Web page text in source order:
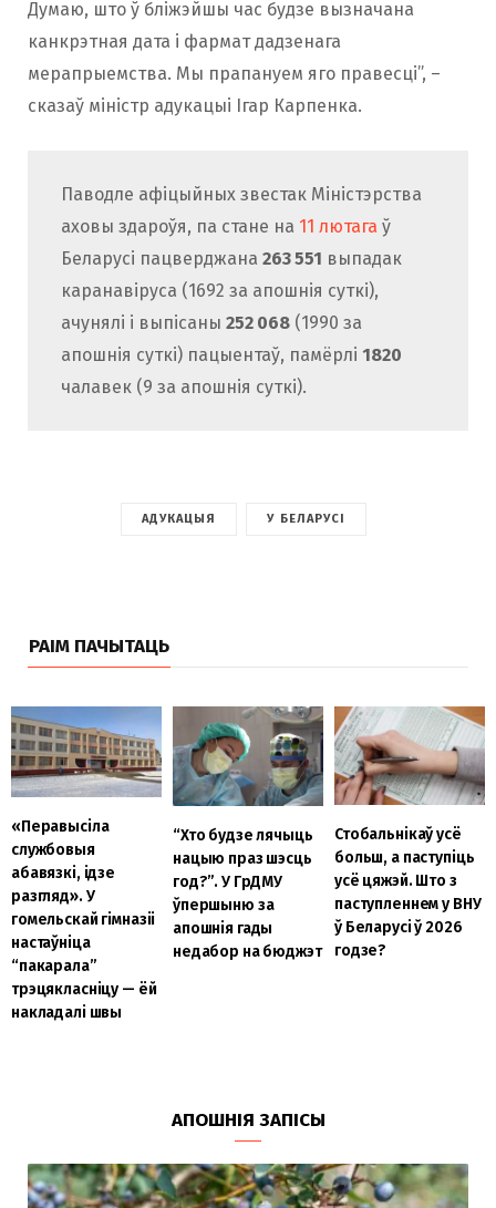
Думаю, што ў бліжэйшы час будзе вызначана
канкрэтная дата і фармат дадзенага
мерапрыемства. Мы прапануем яго правесці”, –
сказаў міністр адукацыі Ігар Карпенка.
Паводле афіцыйных звестак Міністэрства
аховы здароўя, па стане на 11 лютага ў
Беларусі пацверджана 263 551 выпадак
каранавіруса (1692 за апошнія суткі),
ачунялі і выпісаны 252 068 (1990 за
апошнія суткі) пацыентаў, памёрлі 1820
чалавек (9 за апошнія суткі).
АДУКАЦЫЯ У БЕЛАРУСІ
РАІМ ПАЧЫТАЦЬ
«Перавысіла
службовыя
абавязкі, ідзе
разгляд». У
гомельскай гімназіі
настаўніца
“пакарала”
трэцякласніцу — ёй
накладалі швы
“Хто будзе лячыць
нацыю праз шэсць
год?”. У ГрДМУ
ўпершыню за
апошнія гады
недабор на бюджэт
Стобальнікаў усё
больш, а паступіць
усё цяжэй. Што з
паступленнем у ВНУ
ў Беларусі ў 2026
годзе?
АПОШНІЯ ЗАПІСЫ